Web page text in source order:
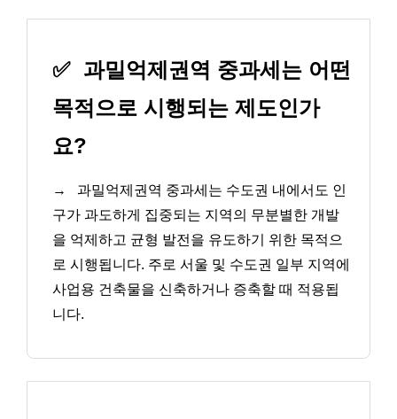
✅ 과밀억제권역 중과세는 어떤
목적으로 시행되는 제도인가
요?
→
과밀억제권역 중과세는 수도권 내에서도 인
구가 과도하게 집중되는 지역의 무분별한 개발
을 억제하고 균형 발전을 유도하기 위한 목적으
로 시행됩니다. 주로 서울 및 수도권 일부 지역에
사업용 건축물을 신축하거나 증축할 때 적용됩
니다.